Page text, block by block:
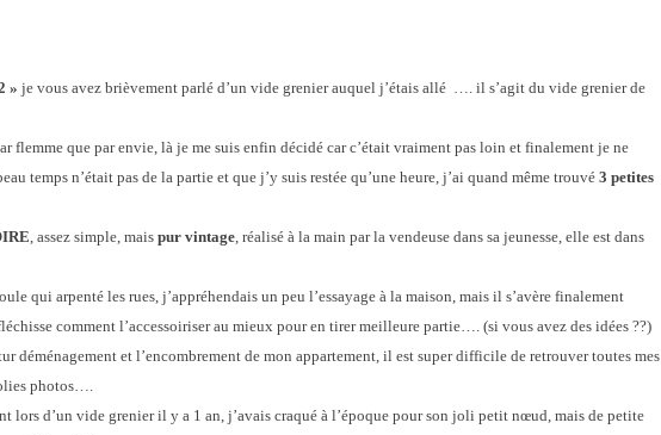
» je vous avez brièvement parlé d’un vide grenier auquel j’étais allé …. il s’agit du vide grenier de
flemme que par envie, là je me suis enfin décidé car c’était vraiment pas loin et finalement je ne
temps n’était pas de la partie et que j’y suis restée qu’une heure, j’ai quand même trouvé 3 petites
, assez simple, mais pur vintage, réalisé à la main par la vendeuse dans sa jeunesse, elle est dans
qui arpenté les rues, j’appréhendais un peu l’essayage à la maison, mais il s’avère finalement
comment l’accessoiriser au mieux pour en tirer meilleure partie…. (si vous avez des idées ??)
déménagement et l’encombrement de mon appartement, il est super difficile de retrouver toutes mes
photos….
lors d’un vide grenier il y a 1 an, j’avais craqué à l’époque pour son joli petit nœud, mais de petite